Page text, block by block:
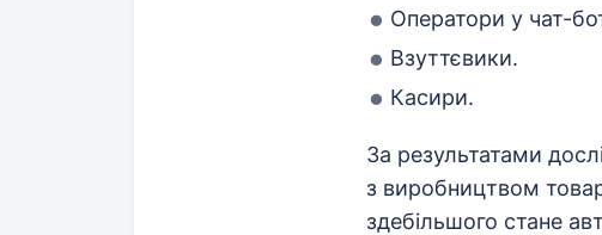
Оператори у чат-
Взуттєвики.
Касири.
За результатами
з виробництвом
здебільшого стане